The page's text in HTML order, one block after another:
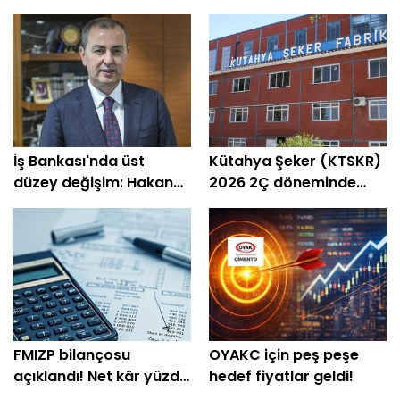
İş Bankası'nda üst
düzey değişim: Hakan
Aran görevini
devrediyor
Kütahya Şeker (KTSKR)
2026 2Ç döneminde
zarar etti
FMIZP bilançosu
açıklandı! Net kâr yüzde
OYAKC için peş peşe
hedef fiyatlar geldi!